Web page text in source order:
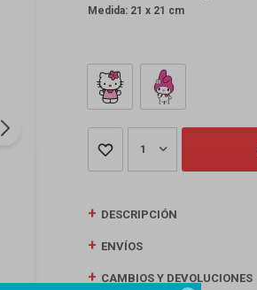
Medida: 21 x 21 cm
1
DESCRIPCIÓN
ENVÍOS
CAMBIOS Y DEVOLUCIONES